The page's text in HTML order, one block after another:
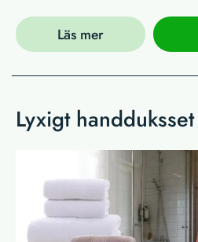
Läs mer
Lyxigt